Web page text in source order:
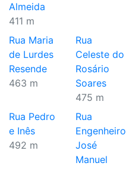
Almeida
411 m
Rua Maria
de Lurdes
Resende
463 m
Rua
Celeste do
Rosário
Soares
475 m
Rua Pedro
e Inês
492 m
Rua
Engenheiro
José
Manuel